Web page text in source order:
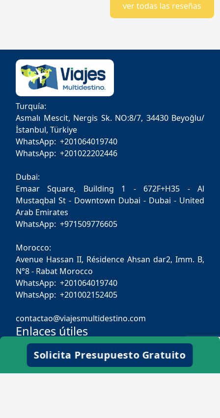
ver todas las reseñas
Solicita Presupuesto Gratuito
Turquía:
Asmalı Mescit, Nergis Sk. NO:8/7, 34430 Beyoğlu/
İstanbul, Türkiye
WhatsApp: +201064019740
WhatsApp: +201022202446
Dubai:
Emaar Square, Building 1 - 672F+H35 - Al
Mustaqbal St - Downtown Dubai - Dubai - United
Arab Emirates
WhatsApp: +971509776605
Morocco:
Avenue Hassan II, Résidence Ahsan dar2, Imm. B,
N°8 - Rabat Morocco
WhatsApp: +201064019740
WhatsApp: +201002152405
contactao@viajesmultidestino.com
Enlaces útiles
Blog
Contáctanos
Guía de viajes